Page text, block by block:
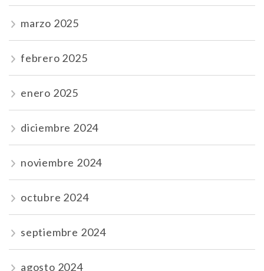
marzo 2025
febrero 2025
enero 2025
diciembre 2024
noviembre 2024
octubre 2024
septiembre 2024
agosto 2024